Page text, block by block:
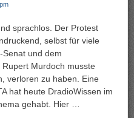
sprachlos. Der Protest
selbst für viele
Senat und dem
Murdoch musste
verloren zu haben. Eine
hat heute DradioWissen im
gehabt. Hier …